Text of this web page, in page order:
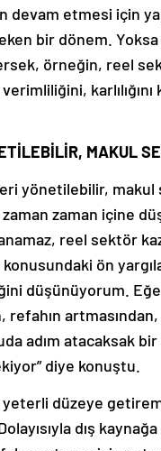
etmesi için
bir dönem. Yoksa
örneğin, reel
MAKUL
yönetilebilir,
zaman içine
reel sektör
ön
düşünüyorum.
refahın
adım atacaksak
diye konuştu.
yeterli düzeye
dış